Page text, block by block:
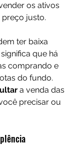
os ativos
justo.
ter baixa
que há
comprando e
do fundo.
a venda das
precisar ou